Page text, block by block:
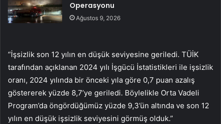
Operasyonu
Ağustos 9, 2026
“İşsizlik son 12 yılın en düşük seviyesine geriledi. TÜİK
tarafından açıklanan 2024 yılı İşgücü İstatistikleri ile işsizlik
oranı, 2024 yılında bir önceki yıla göre 0,7 puan azalış
göstererek yüzde 8,7’ye geriledi. Böylelikle Orta Vadeli
Program’da öngördüğümüz yüzde 9,3’ün altında ve son 12
yılın en düşük işsizlik seviyesini görmüş olduk.”